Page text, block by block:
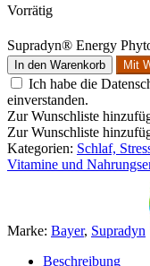
Vorrätig
Supradyn® Energy
In den Warenkorb Mit
Ich habe die
einverstanden.
Zur Wunschliste
Zur Wunschliste
Kategorien: Schlaf,
Vitamine und
Marke: Bayer, Supradyn
Beschreibung